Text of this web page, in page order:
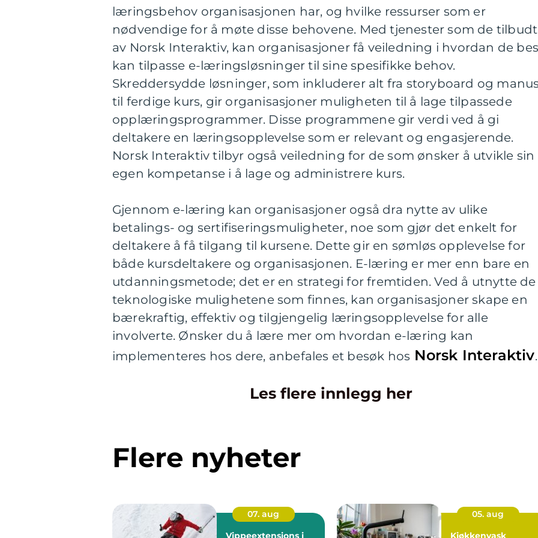
læringsbehov organisasjonen har, og hvilke ressurser som er
nødvendige for å møte disse behovene. Med tjenester som de tilbudt
av Norsk Interaktiv, kan organisasjoner få veiledning i hvordan de
kan tilpasse e-læringsløsninger til sine spesifikke behov.
Skreddersydde løsninger, som inkluderer alt fra storyboard og
til ferdige kurs, gir organisasjoner muligheten til å lage tilpassede
opplæringsprogrammer. Disse programmene gir verdi ved å gi
deltakere en læringsopplevelse som er relevant og engasjerende.
Norsk Interaktiv tilbyr også veiledning for de som ønsker å utvikle sin
egen kompetanse i å lage og administrere kurs.
Gjennom e-læring kan organisasjoner også dra nytte av ulike
betalings- og sertifiseringsmuligheter, noe som gjør det enkelt for
deltakere å få tilgang til kursene. Dette gir en sømløs opplevelse for
både kursdeltakere og organisasjonen. E-læring er mer enn bare en
utdanningsmetode; det er en strategi for fremtiden. Ved å utnytte de
teknologiske mulighetene som finnes, kan organisasjoner skape en
bærekraftig, effektiv og tilgjengelig læringsopplevelse for alle
involverte. Ønsker du å lære mer om hvordan e-læring kan
implementeres hos dere, anbefales et besøk hos Norsk Interaktiv.
Les flere innlegg her
Flere nyheter
07. aug
Vippeextensions i
05. aug
Kjøkkenvask